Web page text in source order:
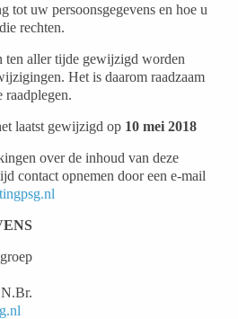
tot uw persoonsgegevens en hoe u
rechten.
aller tijde gewijzigd worden
Het is daarom raadzaam
laatst gewijzigd op 10 mei 2018
over de inhoud van deze
contact opnemen door een e-mail